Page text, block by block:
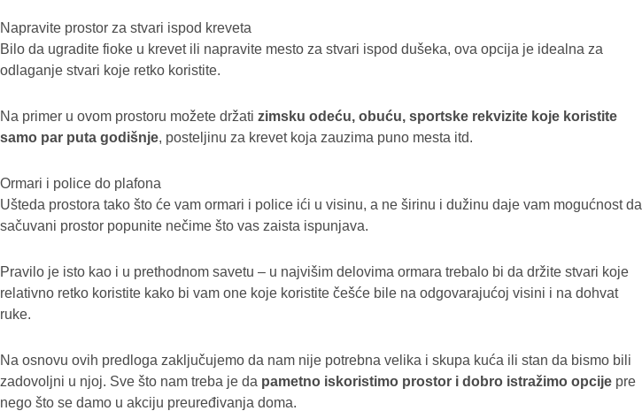
Napravite prostor za stvari ispod kreveta
Bilo da ugradite fioke u krevet ili napravite mesto za stvari ispod dušeka, ova opcija je idealna za
odlaganje stvari koje retko koristite.
Na primer u ovom prostoru možete držati zimsku odeću, obuću, sportske rekvizite koje koristite
samo par puta godišnje, posteljinu za krevet koja zauzima puno mesta itd.
Ormari i police do plafona
Ušteda prostora tako što će vam ormari i police ići u visinu, a ne širinu i dužinu daje vam mogućnost da
sačuvani prostor popunite nečime što vas zaista ispunjava.
Pravilo je isto kao i u prethodnom savetu – u najvišim delovima ormara trebalo bi da držite stvari koje
relativno retko koristite kako bi vam one koje koristite češće bile na odgovarajućoj visini i na dohvat
ruke.
Na osnovu ovih predloga zaključujemo da nam nije potrebna velika i skupa kuća ili stan da bismo bili
zadovoljni u njoj. Sve što nam treba je da pametno iskoristimo prostor i dobro istražimo opcije pre
nego što se damo u akciju preuređivanja doma.